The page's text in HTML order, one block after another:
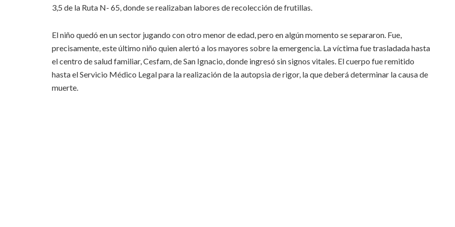
3,5 de la Ruta N- 65, donde se realizaban labores de recolección de frutillas.
El niño quedó en un sector jugando con otro menor de edad, pero en algún momento se separaron. Fue,
precisamente, este último niño quien alertó a los mayores sobre la emergencia. La víctima fue trasladada hasta
el centro de salud familiar, Cesfam, de San Ignacio, donde ingresó sin signos vitales. El cuerpo fue remitido
hasta el Servicio Médico Legal para la realización de la autopsia de rigor, la que deberá determinar la causa de
muerte.